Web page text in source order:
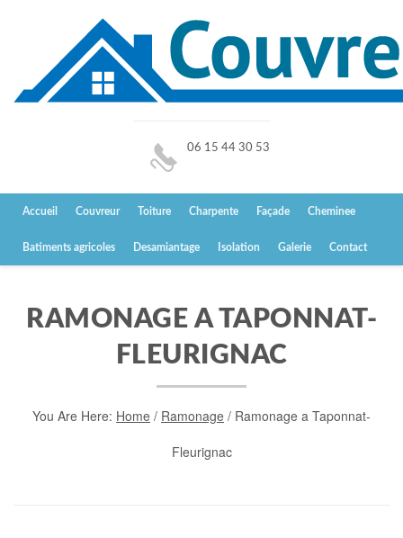
06 15 44 30 53
Accueil Couvreur Toiture Charpente Façade Cheminee
Batiments agricoles Desamiantage Isolation Galerie Contact
RAMONAGE A TAPONNAT-
FLEURIGNAC
You Are Here: Home / Ramonage / Ramonage a Taponnat-
Fleurignac